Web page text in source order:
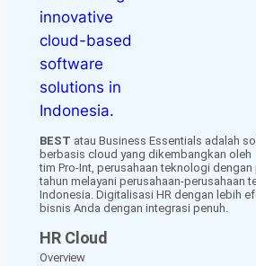
BEST atau Business Essentials adalah
berbasis cloud yang dikembangkan oleh
tim Pro-Int, perusahaan teknologi dengan
tahun melayani perusahaan-perusahaan
Indonesia. Digitalisasi HR dengan lebih
bisnis Anda dengan integrasi penuh.
HR Cloud
Overview